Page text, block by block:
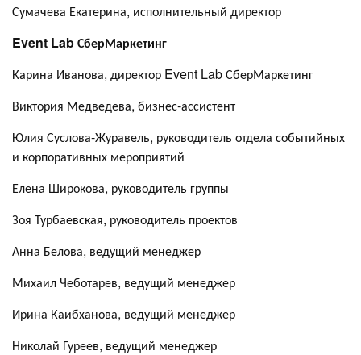
Сумачева Екатерина, исполнительный директор
Event Lab СберМаркетинг
Карина Иванова, директор Event Lab СберМаркетинг
Виктория Медведева, бизнес-ассистент
Юлия Суслова-Журавель, руководитель отдела событийных
и корпоративных мероприятий
Елена Широкова, руководитель группы
Зоя Турбаевская, руководитель проектов
Анна Белова, ведущий менеджер
Михаил Чеботарев, ведущий менеджер
Ирина Каибханова, ведущий менеджер
Николай Гуреев, ведущий менеджер